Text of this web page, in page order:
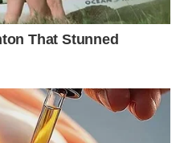
That Stunned